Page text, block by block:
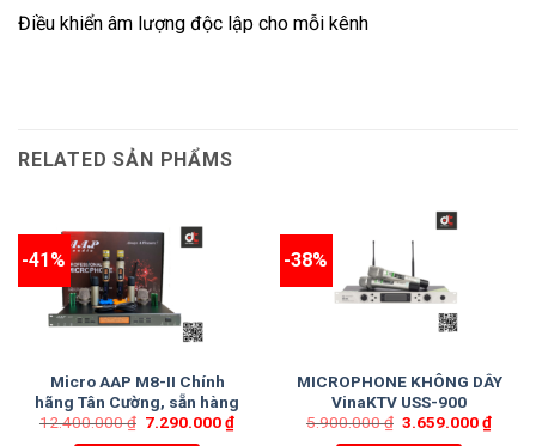
Điều khiển âm lượng độc lập cho mỗi kênh
RELATED SẢN PHẨMS
-41%
Micro AAP M8-II Chính
hãng Tân Cường, sẵn hàng
12.400.000₫ 7.290.000₫
-38%
MICROPHONE KHÔNG DÂY
VinaKTV USS-900
5.900.000₫ 3.659.000₫